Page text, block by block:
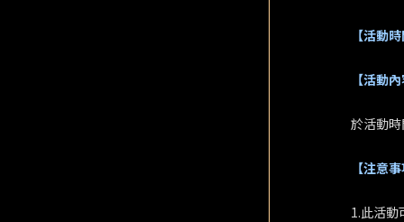
【活動
【活動
於活動
【注意
1.此活動